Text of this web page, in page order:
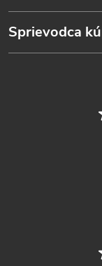
Sprievodca